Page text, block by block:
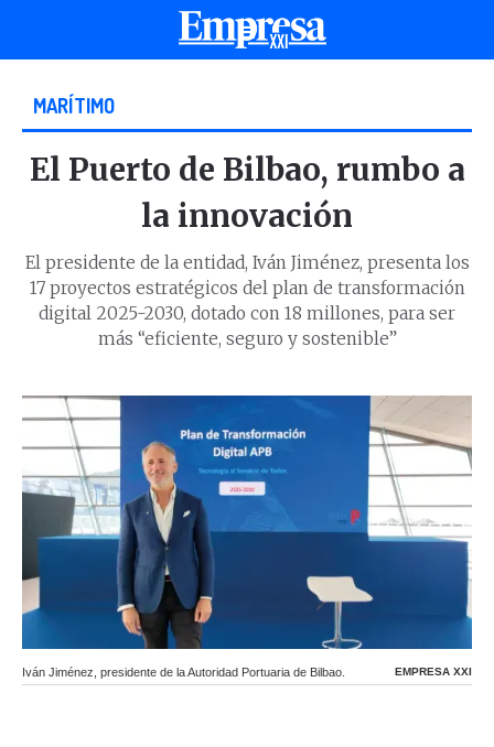
MARÍTIMO
El Puerto de Bilbao, rumbo a
la innovación
El presidente de la entidad, Iván Jiménez, presenta los
17 proyectos estratégicos del plan de transformación
digital 2025-2030, dotado con 18 millones, para ser
más “eficiente, seguro y sostenible”
Iván Jiménez, presidente de la Autoridad Portuaria de Bilbao. EMPRESA XXI